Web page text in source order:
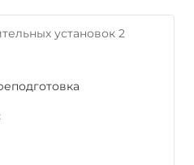
установок 2